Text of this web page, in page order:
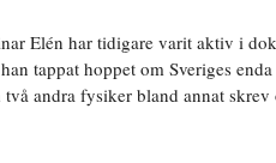
Elén har tidigare varit aktiv i
tappat hoppet om Sveriges
andra fysiker bland annat